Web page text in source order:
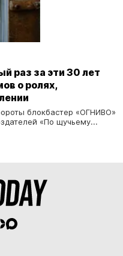
раз за эти 30 лет
о ролях,
блокбастер «ОГНИВО»
«По щучьему...